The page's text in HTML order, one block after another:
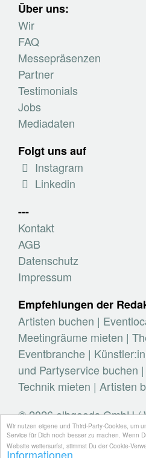
Wir nutzen eigene und Third-Party-Cookies, um
Service für Dich noch besser zu machen. Wenn
Website weitersurfst, stimmst Du der Cookie-
Informationen
Über uns:
Wir
FAQ
Messepräsenzen
Partner
Testimonials
Jobs
Mediadaten
Folgt uns auf
Instagram
Linkedin
---
Kontakt
AGB
Datenschutz
Impressum
Empfehlungen der
Artisten buchen |
Meetingräume mieten |
Eventbranche |
und Partyservice buchen |
Technik mieten | Artisten
© 2026 elbgoods GmbH /
industry / Medienvielfalt
Eventbranchenbuch, Blog,